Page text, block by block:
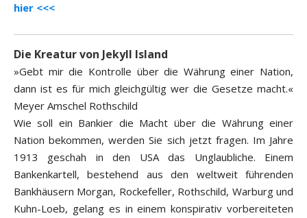
hier <<<
Die Kreatur von Jekyll Island
»Gebt mir die Kontrolle über die Währung einer Nation,
dann ist es für mich gleichgültig wer die Gesetze macht.«
Meyer Amschel Rothschild
Wie soll ein Bankier die Macht über die Währung einer
Nation bekommen, werden Sie sich jetzt fragen. Im Jahre
1913 geschah in den USA das Unglaubliche. Einem
Bankenkartell, bestehend aus den weltweit führenden
Bankhäusern Morgan, Rockefeller, Rothschild, Warburg und
Kuhn-Loeb, gelang es in einem konspirativ vorbereiteten